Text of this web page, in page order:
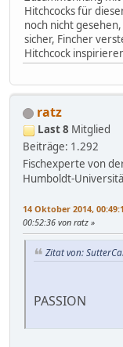
Hitchcocks für
noch nicht
sicher, Fincher
Hitchcock
ratz
Last 8 Mitglied
Beiträge: 1.292
Fischexperte von
Humboldt-
14 Oktober 2014,
00:52:36 von ratz
Zitat von:
PASSION